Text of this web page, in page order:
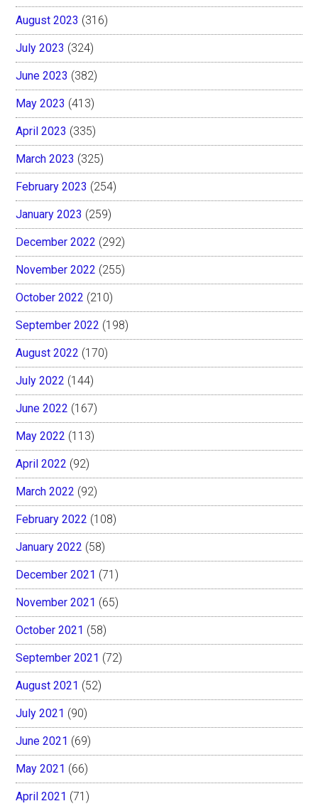
August 2023 (316)
July 2023 (324)
June 2023 (382)
May 2023 (413)
April 2023 (335)
March 2023 (325)
February 2023 (254)
January 2023 (259)
December 2022 (292)
November 2022 (255)
October 2022 (210)
September 2022 (198)
August 2022 (170)
July 2022 (144)
June 2022 (167)
May 2022 (113)
April 2022 (92)
March 2022 (92)
February 2022 (108)
January 2022 (58)
December 2021 (71)
November 2021 (65)
October 2021 (58)
September 2021 (72)
August 2021 (52)
July 2021 (90)
June 2021 (69)
May 2021 (66)
April 2021 (71)